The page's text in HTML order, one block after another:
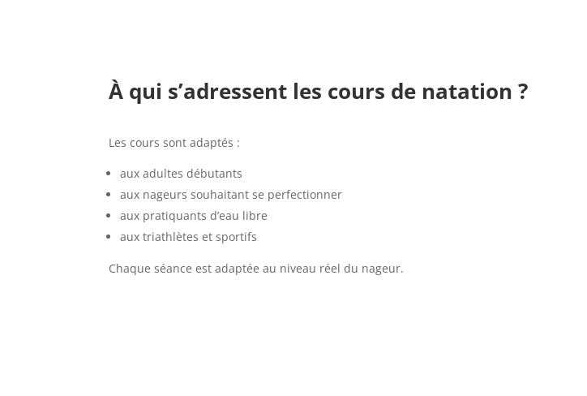
À qui s’adressent les cours de natation ?
Les cours sont adaptés :
aux adultes débutants
aux nageurs souhaitant se perfectionner
aux pratiquants d’eau libre
aux triathlètes et sportifs
Chaque séance est adaptée au niveau réel du nageur.